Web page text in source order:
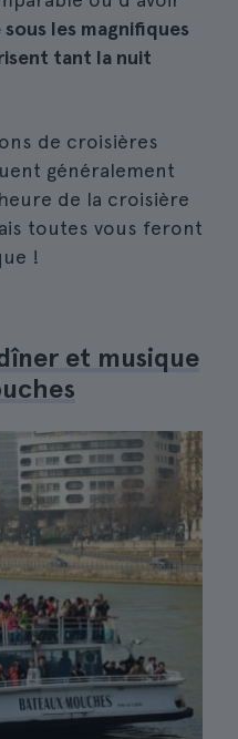
les magnifiques
tant la nuit
de croisières
généralement
de la croisière
toutes vous feront
!
et musique